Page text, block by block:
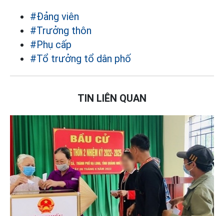
#Đảng viên
#Trưởng thôn
#Phụ cấp
#Tổ trưởng tổ dân phố
TIN LIÊN QUAN